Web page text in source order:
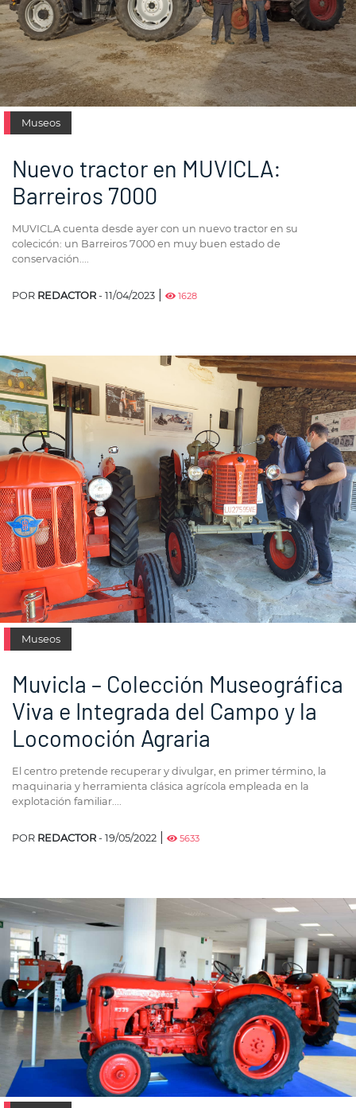
Museos
Nuevo tractor en MUVICLA:
Barreiros 7000
MUVICLA cuenta desde ayer con un nuevo tractor en su
colecicón: un Barreiros 7000 en muy buen estado de
conservación....
POR REDACTOR - 11/04/2023 1628
Museos
Muvicla – Colección Museográfica
Viva e Integrada del Campo y la
Locomoción Agraria
El centro pretende recuperar y divulgar, en primer término, la
maquinaria y herramienta clásica agrícola empleada en la
explotación familiar....
POR REDACTOR - 19/05/2022 5633